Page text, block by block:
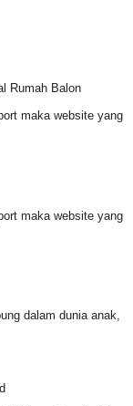
Rumah Balon
maka website yang
maka website yang
dalam dunia anak,